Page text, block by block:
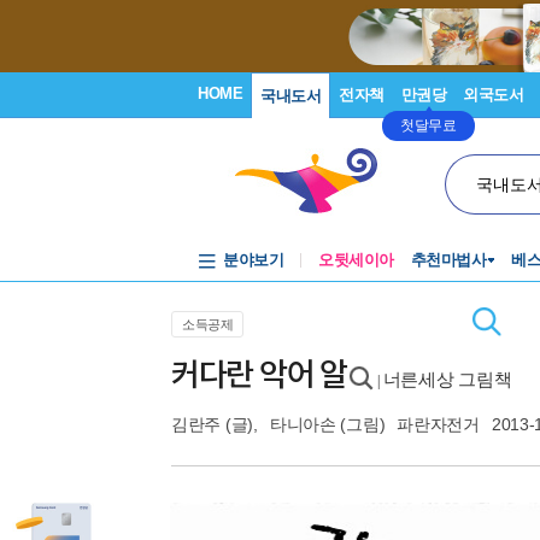
HOME 국내도서 전자책 만권당
첫달무료
외국도서
국내도
분야보기 오뒷세이아 추천마법사 베
소득공제
커다란 악어 알 너른세상 그림책
김란주 (글), 타니아손 (그림) 파란자전거 2013-